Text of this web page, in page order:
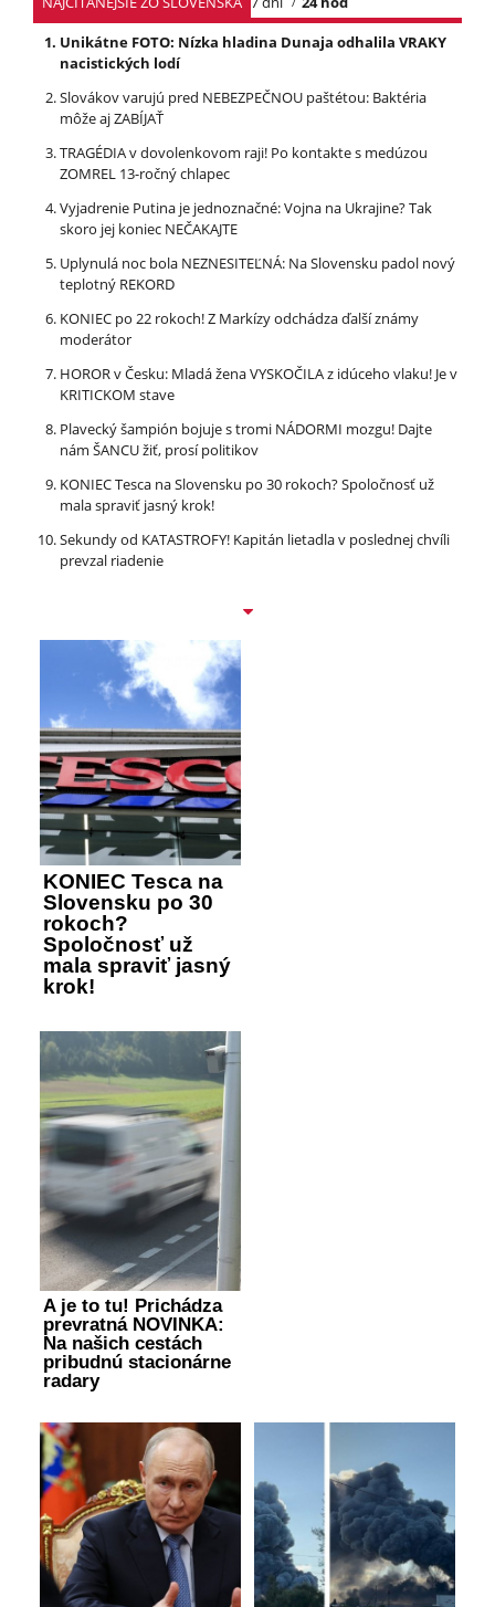
Unikátne FOTO: Nízka hladina Dunaja odhalila VRAKY
nacistických lodí
Slovákov varujú pred NEBEZPEČNOU paštétou: Baktéria
môže aj ZABÍJAŤ
TRAGÉDIA v dovolenkovom raji! Po kontakte s medúzou
ZOMREL 13-ročný chlapec
Vyjadrenie Putina je jednoznačné: Vojna na Ukrajine? Tak
skoro jej koniec NEČAKAJTE
Uplynulá noc bola NEZNESITEĽNÁ: Na Slovensku padol nový
teplotný REKORD
KONIEC po 22 rokoch! Z Markízy odchádza ďalší známy
moderátor
HOROR v Česku: Mladá žena VYSKOČILA z idúceho vlaku! Je v
KRITICKOM stave
Plavecký šampión bojuje s tromi NÁDORMI mozgu! Dajte
nám ŠANCU žiť, prosí politikov
KONIEC Tesca na Slovensku po 30 rokoch? Spoločnosť už
mala spraviť jasný krok!
Sekundy od KATASTROFY! Kapitán lietadla v poslednej chvíli
prevzal riadenie
KONIEC Tesca na
Slovensku po 30
rokoch?
Spoločnosť už
mala spraviť jasný
krok!
A je to tu! Prichádza
prevratná NOVINKA:
Na našich cestách
pribudnú stacionárne
radary